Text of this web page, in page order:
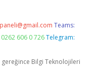
Teams:
606 0 726 Telegram:
gereğince Bilgi Teknolojileri